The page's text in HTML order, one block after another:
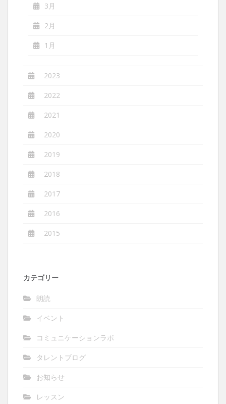
3月
2月
1月
2023
2022
2021
2020
2019
2018
2017
2016
2015
カテゴリー
朗読
イベント
コミュニケーションラボ
タレントブログ
お知らせ
レッスン